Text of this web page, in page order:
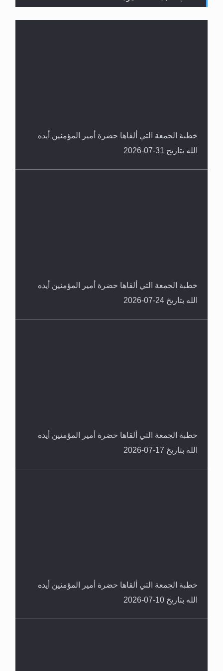
سورة التكوير تُنبئ بزمن بعثة المسيح الموعود عليه
خطبة الجمعة التي ألقاها حضرة أمير المؤمنين أيده
الله بتاريخ 31-07-2026
خطبة الجمعة التي ألقاها حضرة أمير المؤمنين أيده
الله بتاريخ 24-07-2026
خطبة الجمعة التي ألقاها حضرة أمير المؤمنين أيده
الله بتاريخ 17-07-2026
خطبة الجمعة التي ألقاها حضرة أمير المؤمنين أيده
الله بتاريخ 10-07-2026